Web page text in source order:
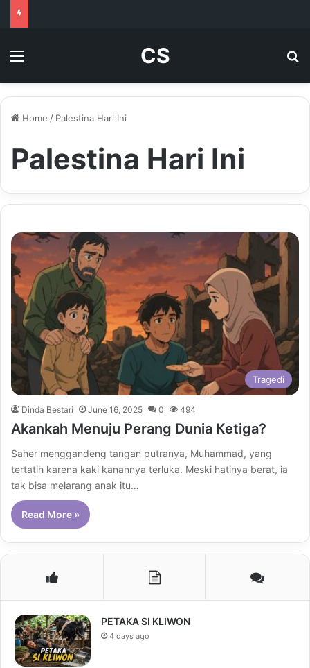
Menu CS
Home / Palestina Hari Ini
Palestina Hari Ini
Tragedi
Dinda Bestari June 16, 2025 0 494
Akankah Menuju Perang Dunia Ketiga?
Saher menggandeng tangan putranya, Muhammad, yang
tertatih karena kaki kanannya terluka. Meski hatinya berat, ia
tak bisa melarang anak itu…
Read More »
PETAKA SI KLIWON
4 days ago